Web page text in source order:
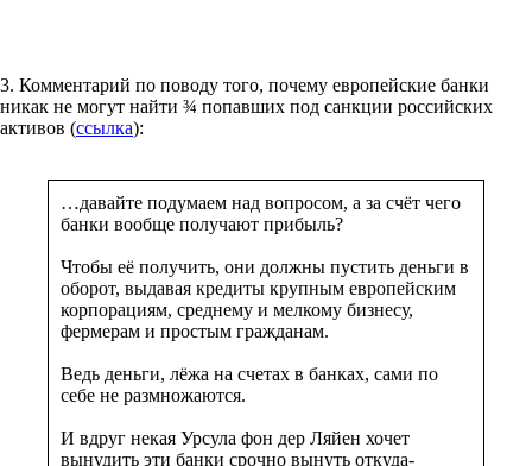
3. Комментарий по поводу того, почему европейские банки
никак не могут найти ¾ попавших под санкции российских
активов (ссылка):
…давайте подумаем над вопросом, а за счёт чего
банки вообще получают прибыль?
Чтобы её получить, они должны пустить деньги в
оборот, выдавая кредиты крупным европейским
корпорациям, среднему и мелкому бизнесу,
фермерам и простым гражданам.
Ведь деньги, лёжа на счетах в банках, сами по
себе не размножаются.
И вдруг некая Урсула фон дер Ляйен хочет
вынудить эти банки срочно вынуть откуда-